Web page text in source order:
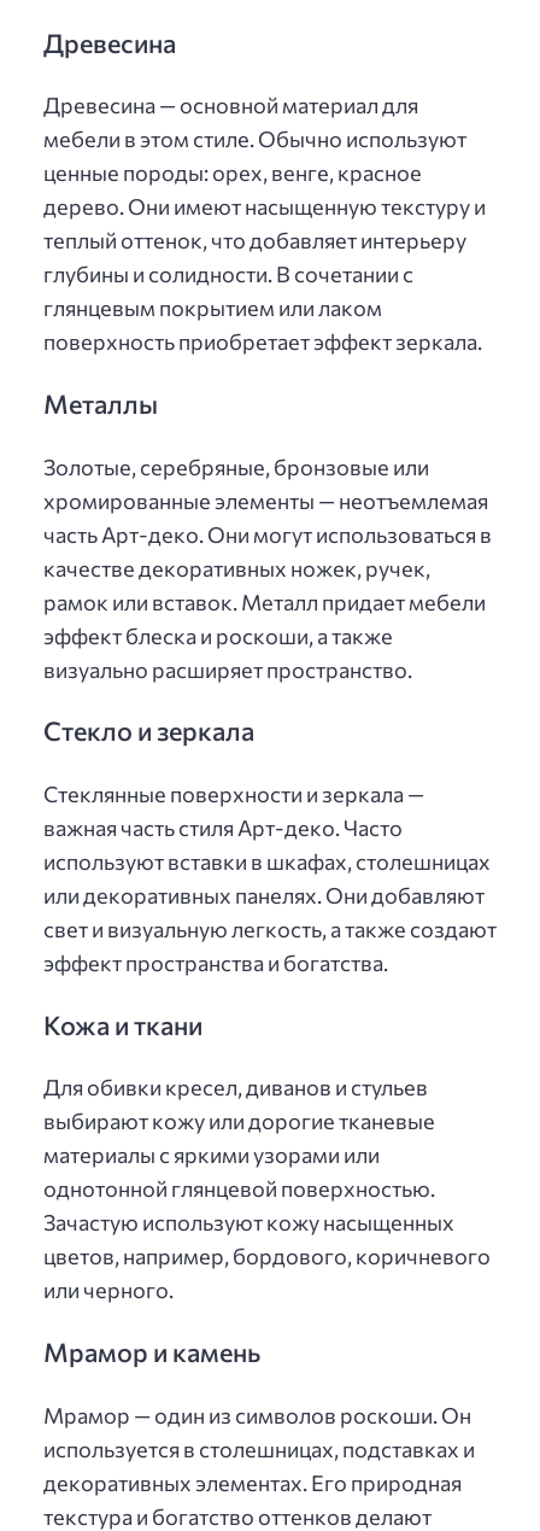
Древесина
Древесина — основной материал для
мебели в этом стиле. Обычно используют
ценные породы: орех, венге, красное
дерево. Они имеют насыщенную текстуру и
теплый оттенок, что добавляет интерьеру
глубины и солидности. В сочетании с
глянцевым покрытием или лаком
поверхность приобретает эффект зеркала.
Металлы
Золотые, серебряные, бронзовые или
хромированные элементы — неотъемлемая
часть Арт-деко. Они могут использоваться в
качестве декоративных ножек, ручек,
рамок или вставок. Металл придает мебели
эффект блеска и роскоши, а также
визуально расширяет пространство.
Стекло и зеркала
Стеклянные поверхности и зеркала —
важная часть стиля Арт-деко. Часто
используют вставки в шкафах, столешницах
или декоративных панелях. Они добавляют
свет и визуальную легкость, а также создают
эффект пространства и богатства.
Кожа и ткани
Для обивки кресел, диванов и стульев
выбирают кожу или дорогие тканевые
материалы с яркими узорами или
однотонной глянцевой поверхностью.
Зачастую используют кожу насыщенных
цветов, например, бордового, коричневого
или черного.
Мрамор и камень
Мрамор — один из символов роскоши. Он
используется в столешницах, подставках и
декоративных элементах. Его природная
текстура и богатство оттенков делают